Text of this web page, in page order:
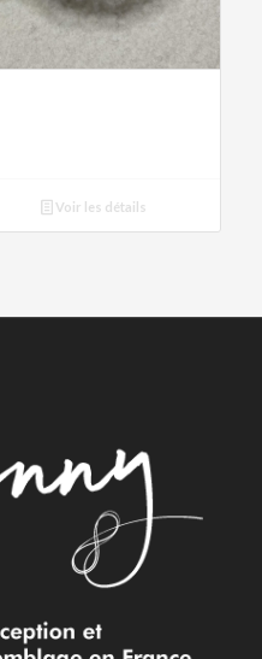
Voir les détails